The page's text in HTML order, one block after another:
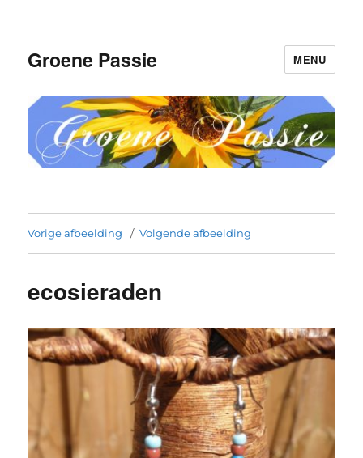
Groene Passie MENU
Vorige afbeelding Volgende afbeelding
ecosieraden